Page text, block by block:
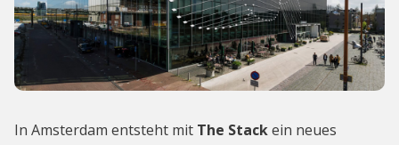
In Amsterdam entsteht mit The Stackein neues